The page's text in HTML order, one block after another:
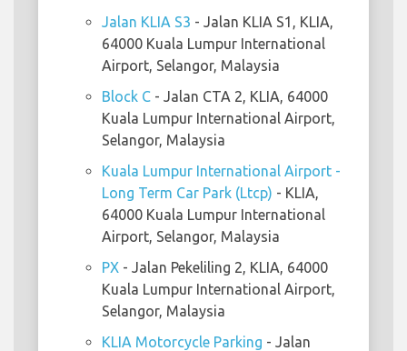
Jalan KLIA S3 - Jalan KLIA S1, KLIA,
64000 Kuala Lumpur International
Airport, Selangor, Malaysia
Block C - Jalan CTA 2, KLIA, 64000
Kuala Lumpur International Airport,
Selangor, Malaysia
Kuala Lumpur International Airport -
Long Term Car Park (Ltcp) - KLIA,
64000 Kuala Lumpur International
Airport, Selangor, Malaysia
PX - Jalan Pekeliling 2, KLIA, 64000
Kuala Lumpur International Airport,
Selangor, Malaysia
KLIA Motorcycle Parking - Jalan